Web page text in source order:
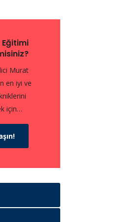
Eğitimi
Murat
en iyi ve
için…